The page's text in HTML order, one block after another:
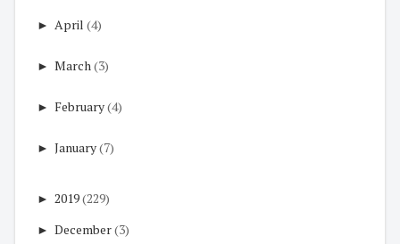
► April (4)
► March(3)
► February(4)
► January(7)
► 2019(229)
► December(3)